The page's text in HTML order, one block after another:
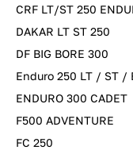
CRF LT/ST 250
DAKAR LT ST 250
DF BIG BORE 300
Enduro 250 LT / ST /
ENDURO 300 CADET
F500 ADVENTURE
FC 250